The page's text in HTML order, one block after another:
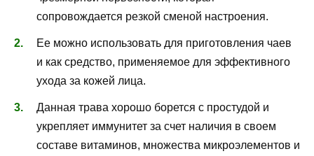
сопровождается резкой сменой настроения.
Ее можно использовать для приготовления чаев
и как средство, применяемое для эффективного
ухода за кожей лица.
Данная трава хорошо борется с простудой и
укрепляет иммунитет за счет наличия в своем
составе витаминов, множества микроэлементов и